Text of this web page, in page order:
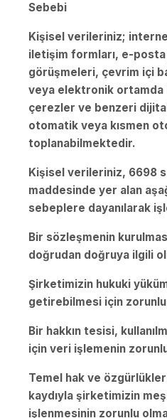
Sebebi
Kişisel verileriniz;
iletişim formları, e-posta
görüşmeleri, çevrim içi
veya elektronik
çerezler ve benzeri
otomatik veya kısmen
toplanabilmektedir.
Kişisel verileriniz, 6698
maddesinde yer alan
sebeplere dayanılarak
Bir sözleşmenin
doğrudan doğruya ilgili
Şirketimizin hukuki
getirebilmesi için zorunlu
Bir hakkın tesisi,
için veri işlemenin
Temel hak ve
kaydıyla şirketimizin
işlenmesinin zorunlu